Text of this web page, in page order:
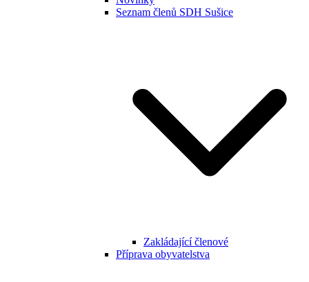
Seznam členů SDH Sušice
Zakládající členové
Příprava obyvatelstva